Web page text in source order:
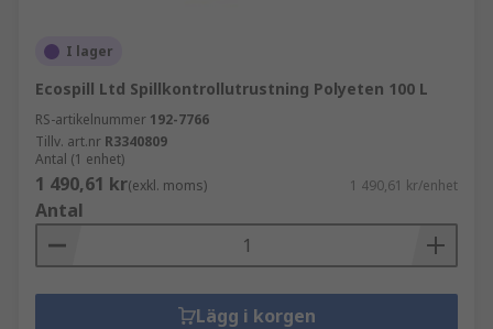
I lager
Ecospill Ltd Spillkontrollutrustning Polyeten 100 L
RS-artikelnummer 192-7766
Tillv. art.nr R3340809
Antal (1 enhet)
1 490,61 kr(exkl. moms) 1 490,61 kr/enhet
Antal
Lägg i korgen